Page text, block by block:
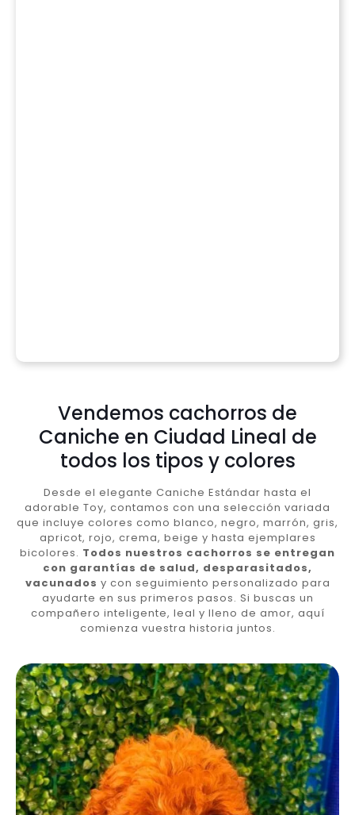
Vendemos cachorros de
Caniche en Ciudad Lineal de
todos los tipos y colores
Desde el elegante Caniche Estándar hasta el
adorable Toy, contamos con una selección variada
que incluye colores como blanco, negro, marrón, gris,
apricot, rojo, crema, beige y hasta ejemplares
bicolores. Todos nuestros cachorros se entregan
con garantías de salud, desparasitados,
vacunados y con seguimiento personalizado para
ayudarte en sus primeros pasos. Si buscas un
compañero inteligente, leal y lleno de amor, aquí
comienza vuestra historia juntos.